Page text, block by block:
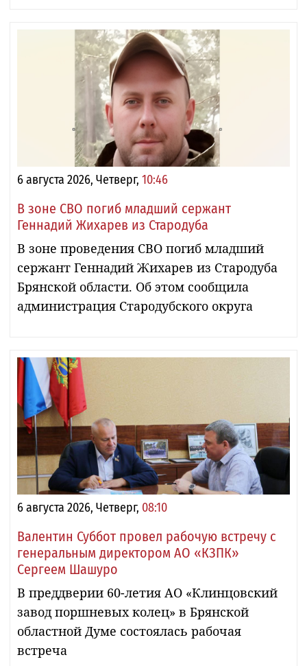
6 августа 2026, Четверг, 10:46
В зоне СВО погиб младший сержант
Геннадий Жихарев из Стародуба
В зоне проведения СВО погиб младший
сержант Геннадий Жихарев из Стародуба
Брянской области. Об этом сообщила
администрация Стародубского округа
6 августа 2026, Четверг, 08:10
Валентин Суббот провел рабочую встречу с
генеральным директором АО «КЗПК»
Сергеем Шашуро
В преддверии 60-летия АО «Клинцовский
завод поршневых колец» в Брянской
областной Думе состоялась рабочая
встреча